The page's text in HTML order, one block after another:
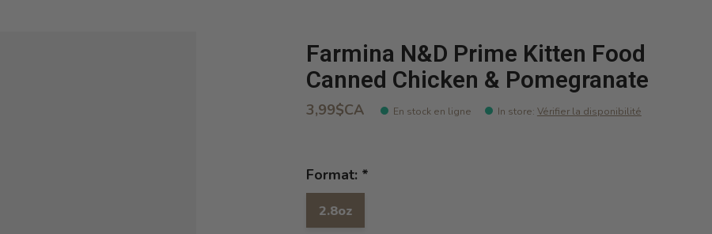
Farmina N&D Prime Kitten Food
Canned Chicken & Pomegranate
3,99$CA En stock en ligne In store: Vérifier la disponibilité
Format: *
2.8oz